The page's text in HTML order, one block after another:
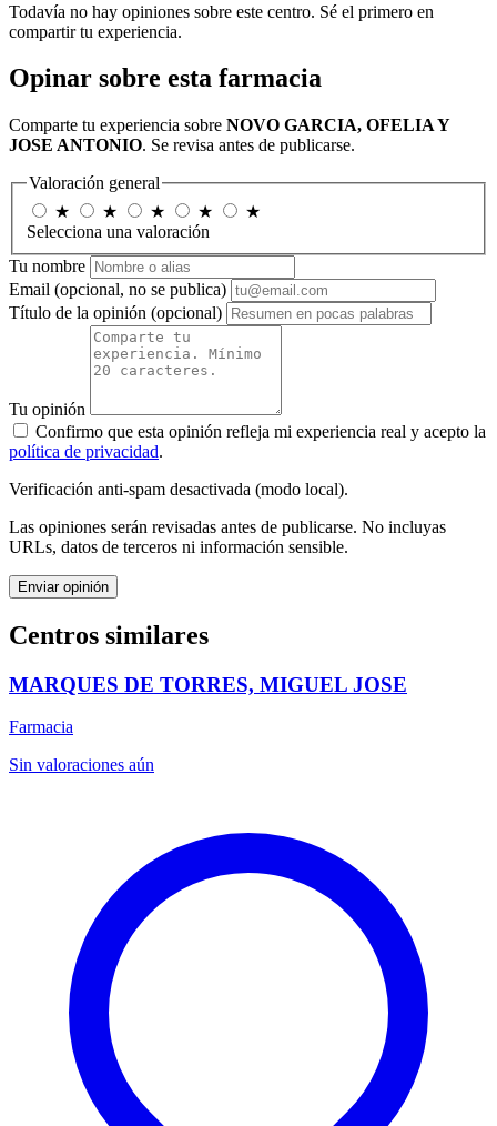
Todavía no hay opiniones sobre este centro. Sé el primero en
compartir tu experiencia.
Opinar sobre esta farmacia
Comparte tu experiencia sobre NOVO GARCIA, OFELIA Y
JOSE ANTONIO. Se revisa antes de publicarse.
Valoración general
★
★ ★ ★
★
Selecciona una valoración
Tu nombre
Email (opcional, no se publica)
Título de la opinión (opcional)
Tu opinión
Confirmo que esta opinión refleja mi experiencia real y acepto la
política de privacidad.
Verificación anti-spam desactivada (modo local).
Las opiniones serán revisadas antes de publicarse. No incluyas
URLs, datos de terceros ni información sensible.
Enviar opinión
Centros similares
MARQUES DE TORRES, MIGUEL JOSE
Farmacia
Sin valoraciones aún